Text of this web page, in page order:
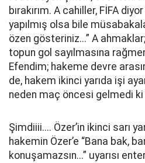
bırakırım. A cahiller, FİFA
yapılmış olsa bile
özen gösteriniz...” A
topun gol sayılmasına
Efendim; hakeme devre
de, hakem ikinci yarıda işi
neden maç öncesi gelmedi
Şimdiiii.... Özer’in ikinci sarı
hakemin Özer’e “Bana bak,
konuşamazsın...” uyarısı